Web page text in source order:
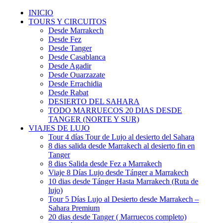
INICIO
TOURS Y CIRCUITOS
Desde Marrakech
Desde Fez
Desde Tanger
Desde Casablanca
Desde Agadir
Desde Ouarzazate
Desde Errachidia
Desde Rabat
DESIERTO DEL SAHARA
TODO MARRUECOS 20 DIAS DESDE
TANGER (NORTE Y SUR)
VIAJES DE LUJO
Tour 4 días Tour de Lujo al desierto del Sahara
8 dias salida desde Marrakech al desierto fin en
Tanger
8 dias Salida desde Fez a Marrakech
Viaje 8 Días Lujo desde Tánger a Marrakech
10 dias desde Tánger Hasta Marrakech (Ruta de
lujo)
Tour 5 Días Lujo al Desierto desde Marrakech –
Sahara Premium
20 dias desde Tanger ( Marruecos completo)